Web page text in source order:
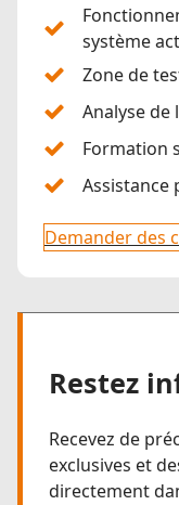
système
Zone de
Analyse de
Formation
Assistance
Demander des
Restez
Recevez de
exclusives et
directement